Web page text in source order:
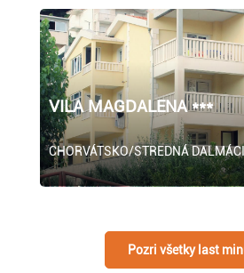
VILA MAGDALENA ***
CHORVÁTSKO/STREDNÁ
Pozri všetky last